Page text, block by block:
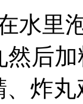
水里
后
炸